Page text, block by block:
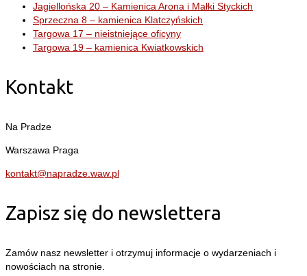
Jagiellońska 20 – Kamienica Arona i Małki Styckich
Sprzeczna 8 – kamienica Klatczyńskich
Targowa 17 – nieistniejące oficyny
Targowa 19 – kamienica Kwiatkowskich
Kontakt
Na Pradze
Warszawa Praga
kontakt@napradze.waw.pl
Zapisz się do newslettera
Zamów nasz newsletter i otrzymuj informacje o wydarzeniach i
nowościach na stronie.